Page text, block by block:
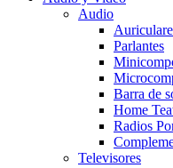
Audio
Parlantes
Barra de
Home
Radios
Televisores